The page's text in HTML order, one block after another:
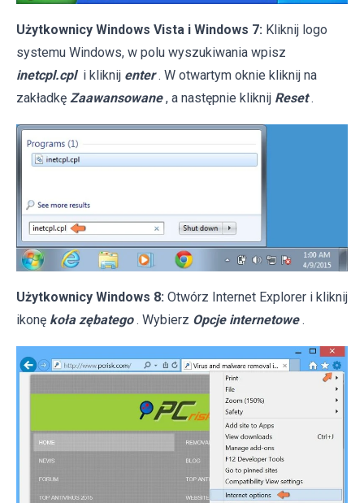
Użytkownicy Windows Vista i Windows 7: Kliknij logo
systemu Windows, w polu wyszukiwania wpisz
inetcpl.cpl i kliknij enter . W otwartym oknie kliknij na
zakładkę Zaawansowane , a następnie kliknij Reset .
Użytkownicy Windows 8: Otwórz Internet Explorer i kliknij
ikonę koła zębatego . Wybierz Opcje internetowe .